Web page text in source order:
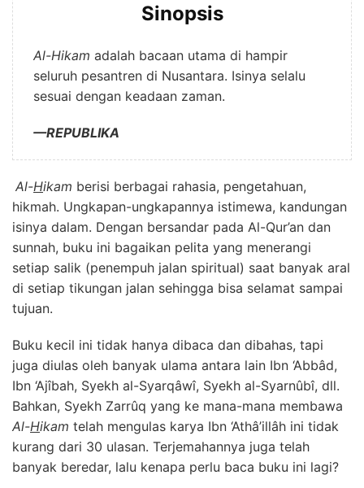
Sinopsis
Al-Hikam adalah bacaan utama di hampir
seluruh pesantren di Nusantara. Isinya selalu
sesuai dengan keadaan zaman.
—REPUBLIKA
Al-Hikam berisi berbagai rahasia, pengetahuan,
hikmah. Ungkapan-ungkapannya istimewa, kandungan
isinya dalam. Dengan bersandar pada Al-Qur’an dan
sunnah, buku ini bagaikan pelita yang menerangi
setiap salik (penempuh jalan spiritual) saat banyak aral
di setiap tikungan jalan sehingga bisa selamat sampai
tujuan.
Buku kecil ini tidak hanya dibaca dan dibahas, tapi
juga diulas oleh banyak ulama antara lain Ibn ‘Abbâd,
Ibn ‘Ajîbah, Syekh al-Syarqâwî, Syekh al-Syarnûbî, dll.
Bahkan, Syekh Zarrûq yang ke mana-mana membawa
Al-Hikam telah mengulas karya Ibn ‘Athâ’illâh ini tidak
kurang dari 30 ulasan. Terjemahannya juga telah
banyak beredar, lalu kenapa perlu baca buku ini lagi?